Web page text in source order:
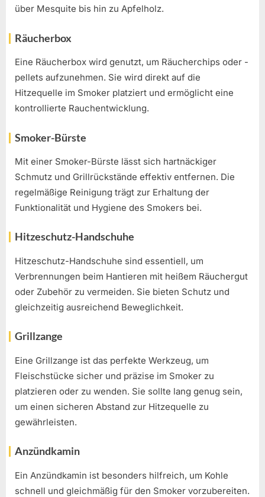
über Mesquite bis hin zu Apfelholz.
Räucherbox
Eine Räucherbox wird genutzt, um Räucherchips oder -
pellets aufzunehmen. Sie wird direkt auf die
Hitzequelle im Smoker platziert und ermöglicht eine
kontrollierte Rauchentwicklung.
Smoker-Bürste
Mit einer Smoker-Bürste lässt sich hartnäckiger
Schmutz und Grillrückstände effektiv entfernen. Die
regelmäßige Reinigung trägt zur Erhaltung der
Funktionalität und Hygiene des Smokers bei.
Hitzeschutz-Handschuhe
Hitzeschutz-Handschuhe sind essentiell, um
Verbrennungen beim Hantieren mit heißem Räuchergut
oder Zubehör zu vermeiden. Sie bieten Schutz und
gleichzeitig ausreichend Beweglichkeit.
Grillzange
Eine Grillzange ist das perfekte Werkzeug, um
Fleischstücke sicher und präzise im Smoker zu
platzieren oder zu wenden. Sie sollte lang genug sein,
um einen sicheren Abstand zur Hitzequelle zu
gewährleisten.
Anzündkamin
Ein Anzündkamin ist besonders hilfreich, um Kohle
schnell und gleichmäßig für den Smoker vorzubereiten.